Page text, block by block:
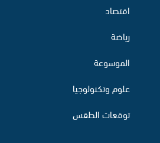
اقتصاد
رياضة
الموسوعة
علوم وتكنولوجيا
توقعات الطقس